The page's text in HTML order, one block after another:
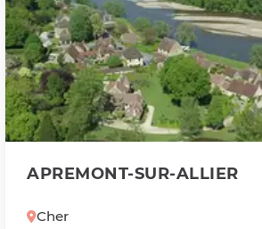
APREMONT-SUR-ALLIER
Cher